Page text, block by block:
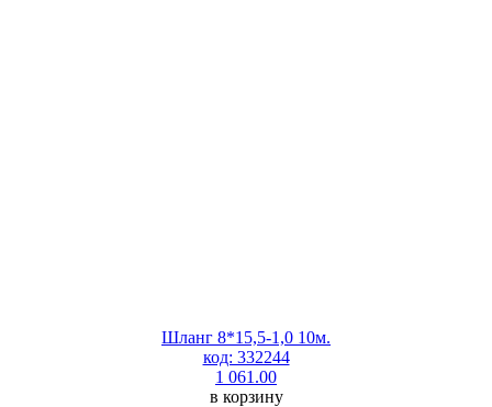
Шланг 8*15,5-1,0 10м.
код: 332244
1 061.00
в корзину